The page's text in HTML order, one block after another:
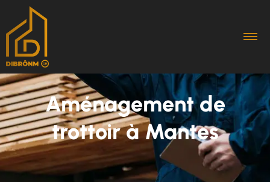
Aménagement de
trottoir à Mantes